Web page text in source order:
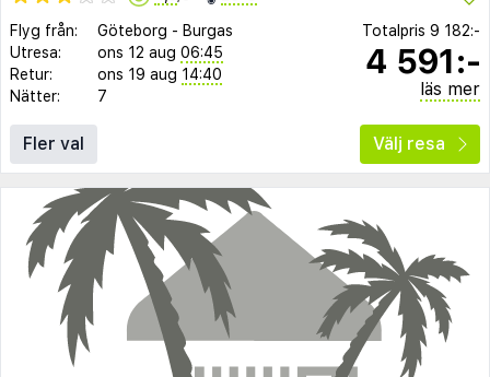
Flyg från: Göteborg - Burgas
Utresa:
ons 12 aug 06:45
Retur:
ons 19 aug 14:40
Nätter:
7
Totalpris 9 182:-
4 591:-
läs mer
Fler val Välj resa